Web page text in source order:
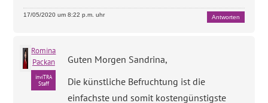
17/05/2020 um 8:22 p.m. uhr Antworten
Romina
Packan
inviTRA
Staff
Guten Morgen Sandrina,
Die künstliche Befruchtung ist die
einfachste und somit kostengünstigste